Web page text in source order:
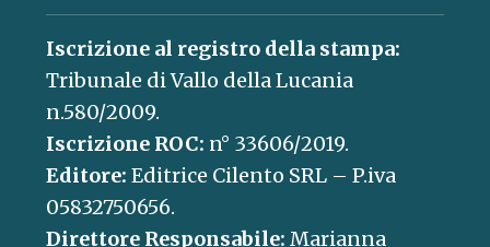
Iscrizione al registro della stampa:
Tribunale di Vallo della Lucania
n.580/2009.
Iscrizione ROC: n° 33606/2019.
Editore: Editrice Cilento SRL – P.iva
05832750656.
Direttore Responsabile: Marianna